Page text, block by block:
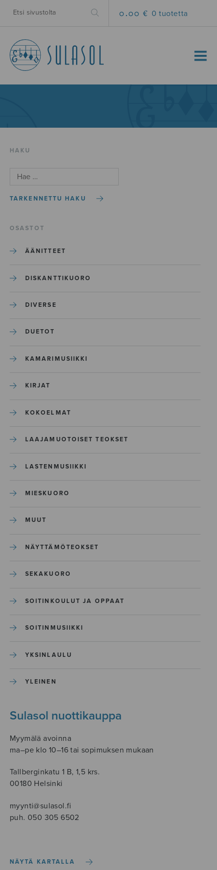
0.00 € 0 tuotetta
MENU
HAKU
TARKENNETTU HAKU
OSASTOT
ÄÄNITTEET
DISKANTTIKUORO
DIVERSE
DUETOT
KAMARIMUSIIKKI
KIRJAT
KOKOELMAT
LAAJAMUOTOISET TEOKSET
LASTENMUSIIKKI
MIESKUORO
MUUT
NÄYTTÄMÖTEOKSET
SEKAKUORO
SOITINKOULUT JA OPPAAT
SOITINMUSIIKKI
YKSINLAULU
YLEINEN
Sulasol nuottikauppa
Myymälä avoinna
ma–pe klo 10–16 tai sopimuksen mukaan
Tallberginkatu 1 B, 1,5 krs.
00180 Helsinki
myynti@sulasol.fi
puh. 050 305 6502
NÄYTÄ KARTALLA